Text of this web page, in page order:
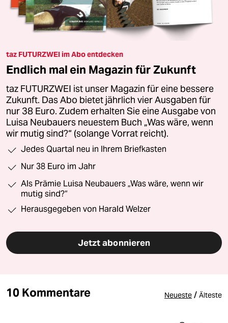
taz FUTURZWEI im Abo entdecken
Endlich mal ein Magazin für Zukunft
taz FUTURZWEI ist unser Magazin für eine bessere
Zukunft. Das Abo bietet jährlich vier Ausgaben für
nur 38 Euro. Zudem erhalten Sie eine Ausgabe von
Luisa Neubauers neuestem Buch „Was wäre, wenn
wir mutig sind?“ (solange Vorrat reicht).
Jedes Quartal neu in Ihrem Briefkasten
Nur 38 Euro im Jahr
Als Prämie Luisa Neubauers „Was wäre, wenn wir
mutig sind?“
Herausgegeben von Harald Welzer
Jetzt abonnieren
10 Kommentare Neueste / Älteste